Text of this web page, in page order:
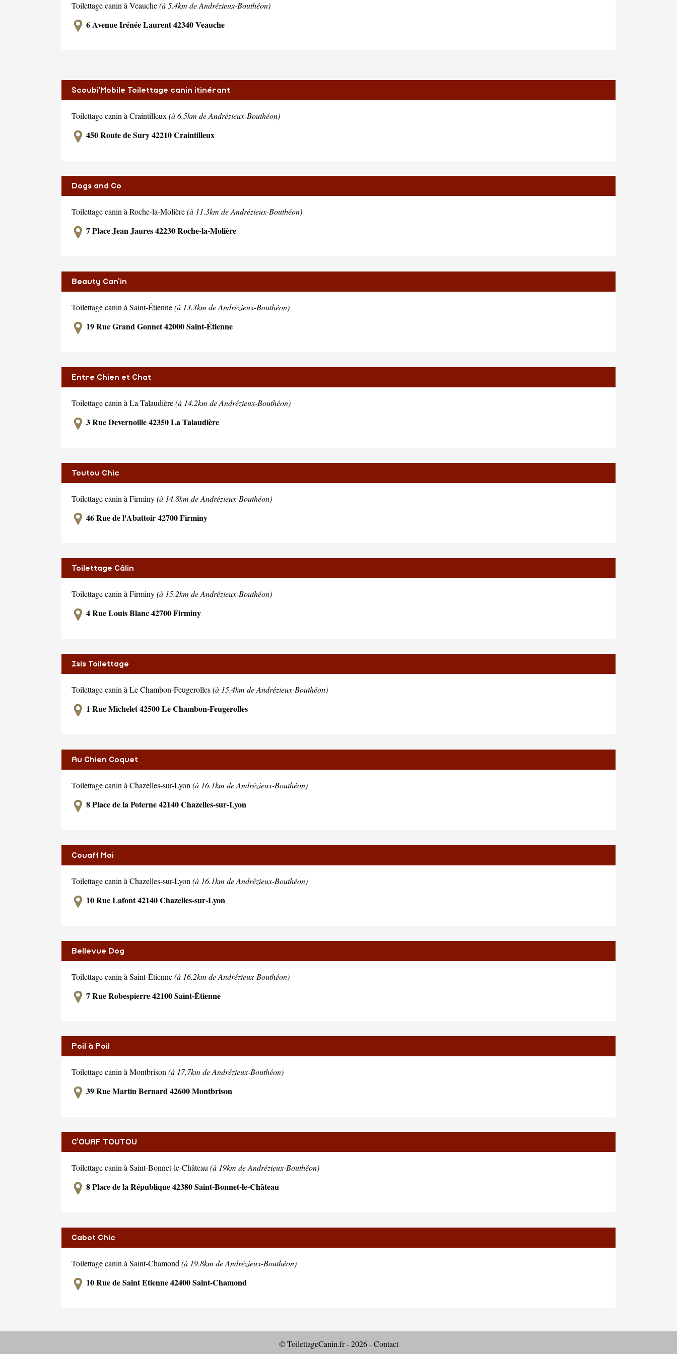
Toilettage canin à Veauche(à 5.4km de Andrézieux-Bouthéon)
6 Avenue Irénée Laurent 42340 Veauche
Scoubi'Mobile Toilettage canin itinérant
Toilettage canin à Craintilleux(à 6.5km de Andrézieux-Bouthéon)
450 Route de Sury 42210 Craintilleux
Dogs and Co
Toilettage canin à Roche-la-Molière(à 11.3km de Andrézieux-Bouthéon)
7 Place Jean Jaures 42230 Roche-la-Molière
Beauty Can'in
Toilettage canin à Saint-Étienne(à 13.3km de Andrézieux-Bouthéon)
19 Rue Grand Gonnet 42000 Saint-Étienne
Entre Chien et Chat
Toilettage canin à La Talaudière(à 14.2km de Andrézieux-Bouthéon)
3 Rue Devernoille 42350 La Talaudière
Toutou Chic
Toilettage canin à Firminy(à 14.8km de Andrézieux-Bouthéon)
46 Rue de l'Abattoir 42700 Firminy
Toilettage Câlin
Toilettage canin à Firminy(à 15.2km de Andrézieux-Bouthéon)
4 Rue Louis Blanc 42700 Firminy
Isis Toilettage
Toilettage canin à Le Chambon-Feugerolles(à 15.4km de Andrézieux-Bouthéon)
1 Rue Michelet 42500 Le Chambon-Feugerolles
Au Chien Coquet
Toilettage canin à Chazelles-sur-Lyon (à 16.1km de Andrézieux-Bouthéon)
8 Place de la Poterne 42140 Chazelles-sur-Lyon
Couaff Moi
Toilettage canin à Chazelles-sur-Lyon (à 16.1km de Andrézieux-Bouthéon)
10 Rue Lafont 42140 Chazelles-sur-Lyon
Bellevue Dog
Toilettage canin à Saint-Étienne(à 16.2km de Andrézieux-Bouthéon)
7 Rue Robespierre 42100 Saint-Étienne
Poil à Poil
Toilettage canin à Montbrison(à 17.7km de Andrézieux-Bouthéon)
39 Rue Martin Bernard 42600 Montbrison
C'OUAF TOUTOU
Toilettage canin à Saint-Bonnet-le-Château(à 19km de Andrézieux-Bouthéon)
8 Place de la République 42380 Saint-Bonnet-le-Château
Cabot Chic
Toilettage canin à Saint-Chamond (à 19.8km de Andrézieux-Bouthéon)
10 Rue de Saint Etienne 42400 Saint-Chamond
© ToilettageCanin.fr - 2026 -Contact